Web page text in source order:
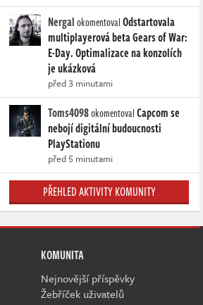
NergalokomentovalOdstartovala
multiplayerová beta Gears of War:
E-Day. Optimalizace na konzolích
je ukázková
před 3 minutami
Toms4098okomentovalCapcom se
nebojí digitální budoucnosti
PlayStationu
před 5 minutami
PŘEHLED AKTIVITY KOMUNITY
KOMUNITA
Nejnovější příspěvky
Žebříček uživatelů